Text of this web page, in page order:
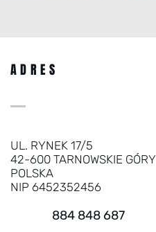
ADRES
UL. RYNEK 17/5
42-600 TARNOWSKIE GÓRY
POLSKA
NIP 6452352456
884 848 687